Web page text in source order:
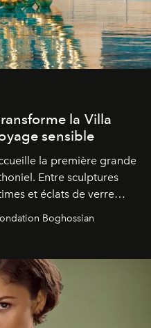
la Villa
sensible
la première grande
Entre sculptures
et éclats de verre
un itinéraire
le souvenir
Boghossian